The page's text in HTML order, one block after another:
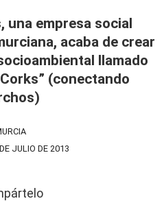
una empresa social
acaba de crear
llamado
(conectando
JULIO DE 2013